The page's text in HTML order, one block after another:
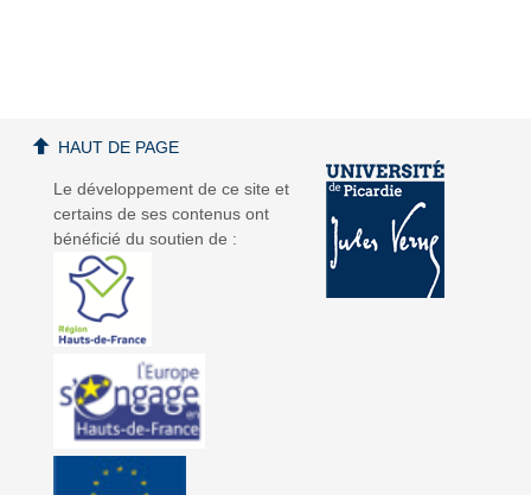
vv
Le développement de ce site et
certains de ses contenus ont
bénéficié du soutien de :
HAUT DE PAGE